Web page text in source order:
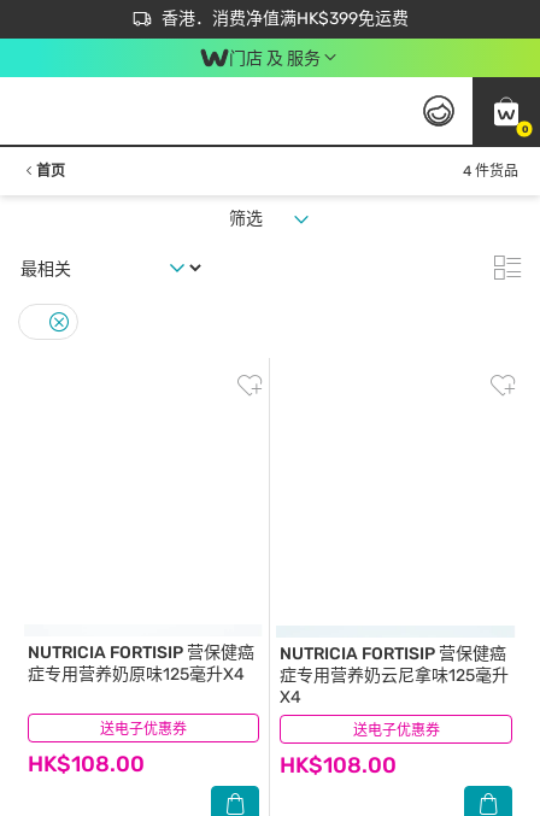
香港．消费净值满HK$399免运费
立即成为易赏钱会员尽享独家优惠
首次APP下单买满$450 输入 NEWAPP 即减$50
门店 及 服务
0
首页 4 件货品
筛选
送电子优惠券
NUTRICIA FORTISIP营保健癌
症专用营养奶原味125毫升X4
HK$108.00
(73) 送电子优惠券
NUTRICIA FORTISIP营保健癌
症专用营养奶云尼拿味125毫升
X4
HK$108.00
(35)